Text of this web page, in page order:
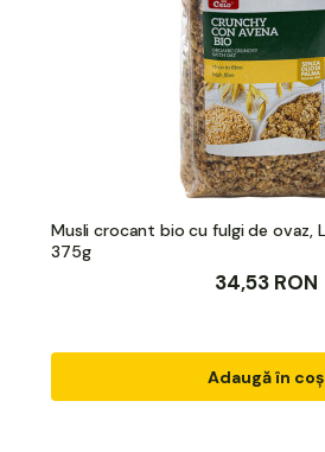
Musli crocant bio cu fulgi de ovaz,
375g
34,53 RON
Adaugă în coș